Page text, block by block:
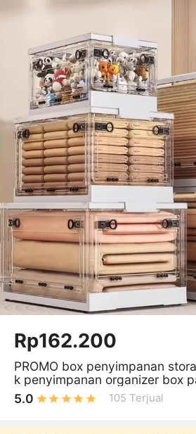
Rp162.200
PROMO box penyimpanan
k penyimpanan organizer box
mainan box baju besar organiz
5.0 105 Terjual